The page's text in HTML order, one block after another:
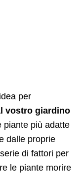
per
vostro giardino
piante più adatte
dalle proprie
di fattori per
le piante morire